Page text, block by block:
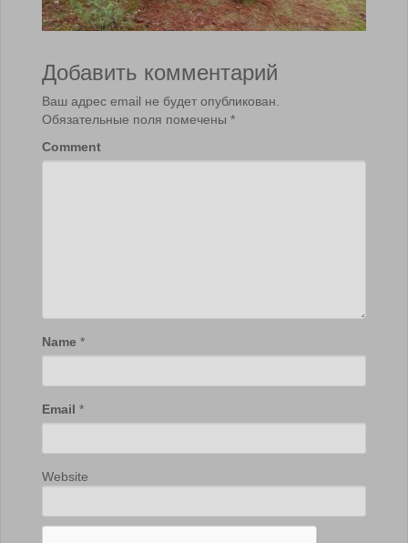
Добавить комментарий
Ваш адрес email не будет опубликован.
Обязательные поля помечены *
Comment
Name *
Email *
Website